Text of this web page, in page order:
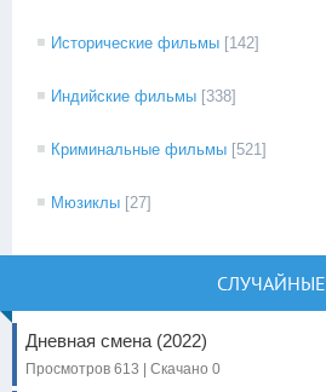
Исторические фильмы [142]
Индийские фильмы [338]
Криминальные фильмы [521]
Мюзиклы [27]
СЛУЧАЙНЫЕ
Дневная смена (2022)
Просмотров 613 | Скачано 0